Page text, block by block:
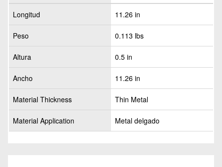
Longitud 11.26 in
Peso 0.113 lbs
Altura 0.5 in
Ancho 11.26 in
Material Thickness Thin Metal
Material Application Metal delgado